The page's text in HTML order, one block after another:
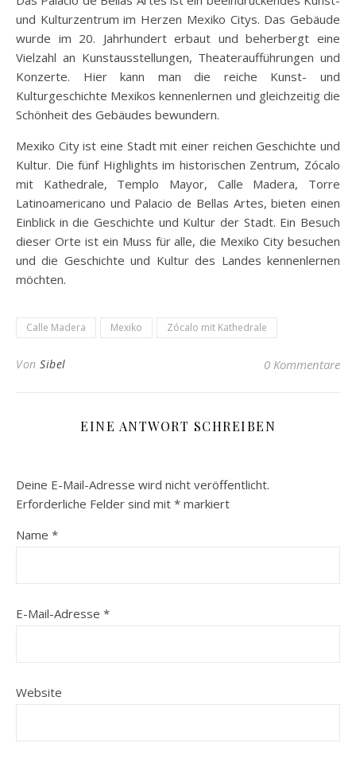
und Kulturzentrum im Herzen Mexiko Citys. Das Gebäude
wurde im 20. Jahrhundert erbaut und beherbergt eine
Vielzahl an Kunstausstellungen, Theateraufführungen und
Konzerte. Hier kann man die reiche Kunst- und
Kulturgeschichte Mexikos kennenlernen und gleichzeitig die
Schönheit des Gebäudes bewundern.
Mexiko City ist eine Stadt mit einer reichen Geschichte und
Kultur. Die fünf Highlights im historischen Zentrum, Zócalo
mit Kathedrale, Templo Mayor, Calle Madera, Torre
Latinoamericano und Palacio de Bellas Artes, bieten einen
Einblick in die Geschichte und Kultur der Stadt. Ein Besuch
dieser Orte ist ein Muss für alle, die Mexiko City besuchen
und die Geschichte und Kultur des Landes kennenlernen
möchten.
Calle Madera Mexiko Zócalo mit Kathedrale
Von Sibel 0 Kommentare
EINE ANTWORT SCHREIBEN
Deine E-Mail-Adresse wird nicht veröffentlicht.
Erforderliche Felder sind mit * markiert
Name *
E-Mail-Adresse *
Website